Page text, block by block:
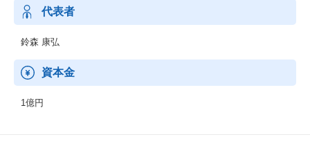
代表者
鈴森 康弘
資本金
1億円